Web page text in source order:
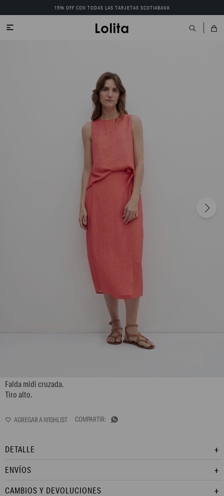
15% OFF CON TODAS LAS TARJETAS SCOTIABANK

Falda midi cruzada.
Tiro alto.

DETALLE
ENVÍOS
CAMBIOS Y DEVOLUCIONES